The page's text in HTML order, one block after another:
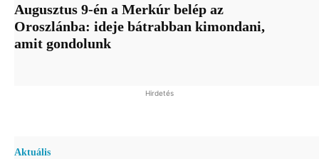
Augusztus 9-én a Merkúr belép az
Oroszlánba: ideje bátrabban kimondani,
amit gondolunk
Hirdetés
Aktuális